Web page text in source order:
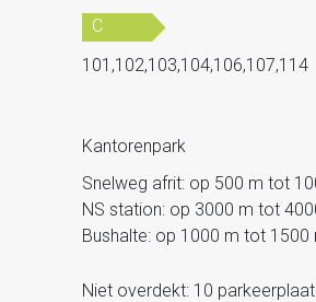
C
101,102,103,104,106,107,114
Kantorenpark
Snelweg afrit: op 500 m tot
NS station: op 3000 m tot
Bushalte: op 1000 m tot 1500
Niet overdekt: 10